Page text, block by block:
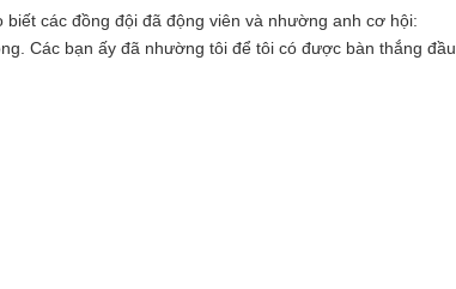
các đồng đội đã động viên và nhường anh cơ hội:
Các bạn ấy đã nhường tôi để tôi có được bàn thắng đầu